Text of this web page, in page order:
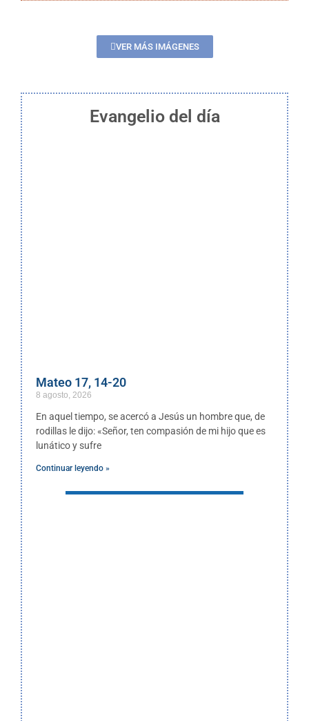
VER MÁS IMÁGENES
Evangelio del día
Mateo 17, 14-20
8 agosto, 2026
En aquel tiempo, se acercó a Jesús un hombre que, de
rodillas le dijo: «Señor, ten compasión de mi hijo que es
lunático y sufre
Continuar leyendo »